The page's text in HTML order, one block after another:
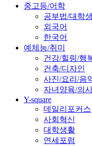
중고등/어학
공부법/대학
외국어
한국어
예체능/취미
건강/힐링/행
건축/디자인
사진/요리/음
자녀양육/의
Y-square
데일리포커스
사회혁신
대학생활
연세포럼